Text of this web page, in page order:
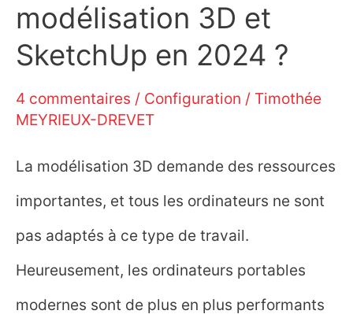
modélisation 3D et
SketchUp en 2024 ?
4 commentaires / Configuration / Timothée
MEYRIEUX-DREVET
La modélisation 3D demande des ressources
importantes, et tous les ordinateurs ne sont
pas adaptés à ce type de travail.
Heureusement, les ordinateurs portables
modernes sont de plus en plus performants